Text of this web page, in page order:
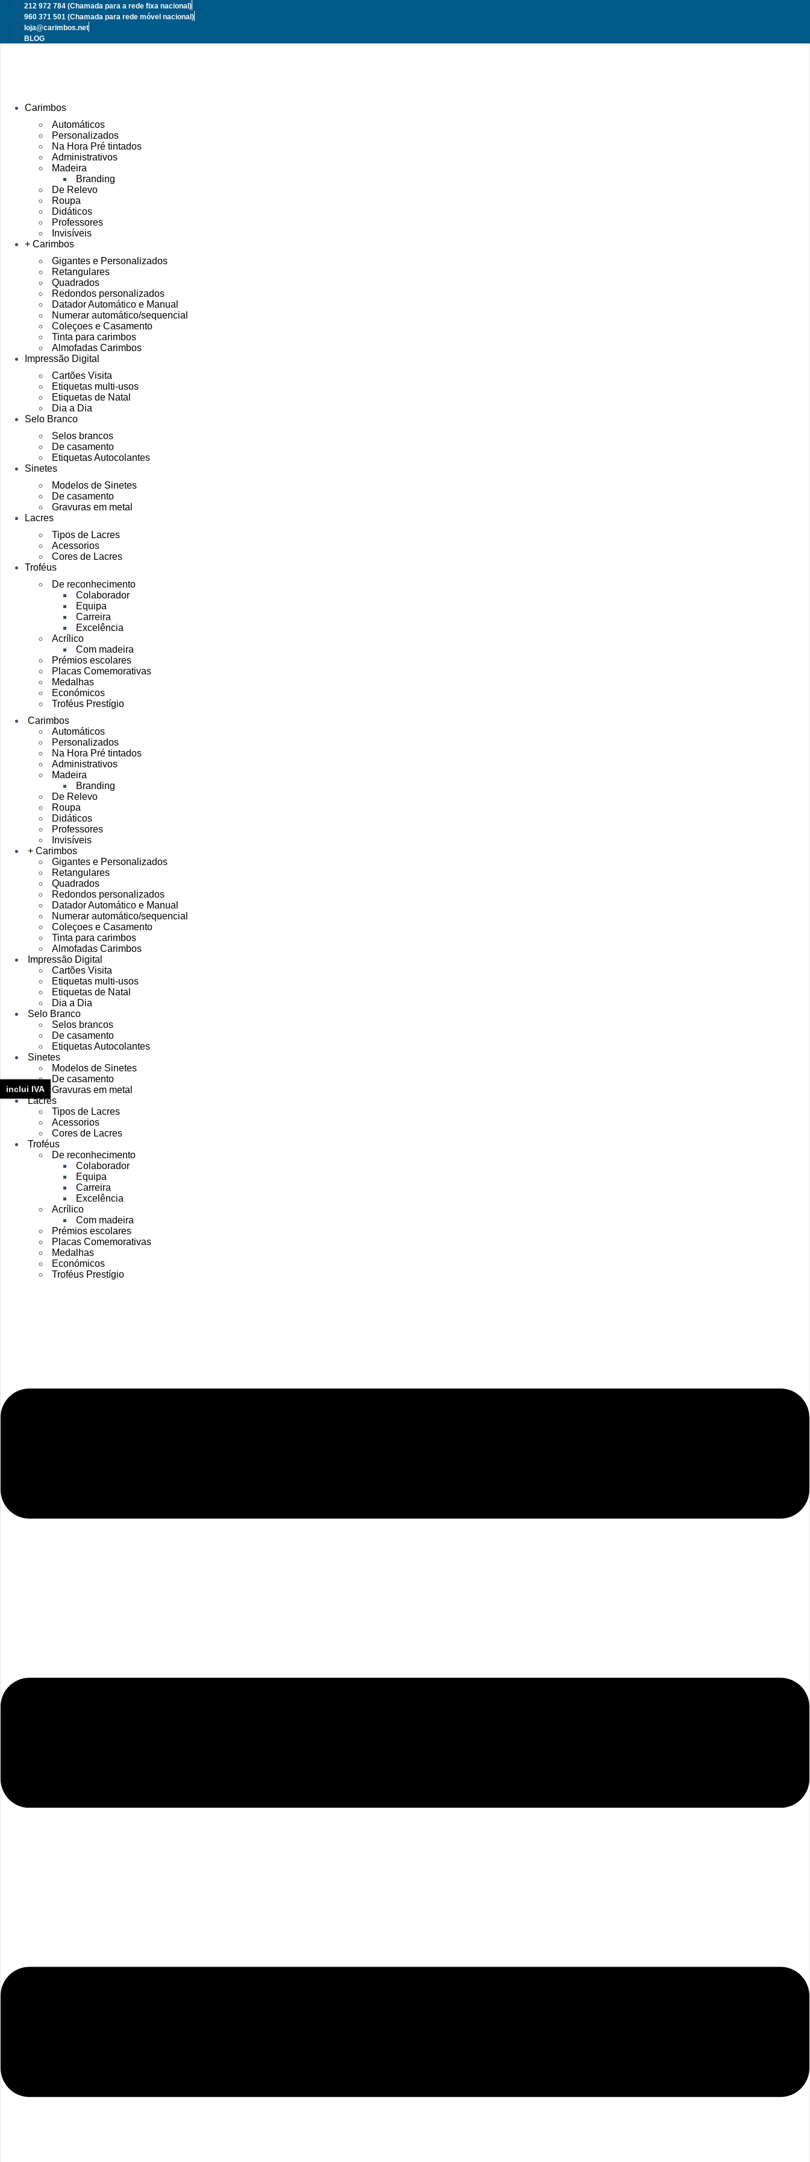
Pular
para
conteúdo
212 972 784 (Chamada para a rede fixa nacional)
960 371 501 (Chamada para rede móvel nacional)
loja@carimbos.net
BLOG
Carimbos
Automáticos
Personalizados
Na Hora Pré tintados
Administrativos
Madeira
Branding
De Relevo
Roupa
Didáticos
Professores
Invisíveis
+ Carimbos
Gigantes e Personalizados
Retangulares
Quadrados
Redondos personalizados
Datador Automático e Manual
Numerar automático/sequencial
Coleçoes e Casamento
Tinta para carimbos
Almofadas Carimbos
Impressão Digital
Cartões Visita
Etiquetas multi-usos
Etiquetas de Natal
Dia a Dia
Selo Branco
Selos brancos
De casamento
Etiquetas Autocolantes
Sinetes
Modelos de Sinetes
De casamento
Gravuras em metal
Lacres
Tipos de Lacres
Acessorios
Cores de Lacres
Troféus
De reconhecimento
Colaborador
Equipa
Carreira
Excelência
Acrílico
Com madeira
Prémios escolares
Placas Comemorativas
Medalhas
Económicos
Troféus Prestígio
Carimbos
Automáticos
Personalizados
Na Hora Pré tintados
Administrativos
Madeira
Branding
De Relevo
Roupa
Didáticos
Professores
Invisíveis
+ Carimbos
Gigantes e Personalizados
Retangulares
Quadrados
Redondos personalizados
Datador Automático e Manual
Numerar automático/sequencial
Coleçoes e Casamento
Tinta para carimbos
Almofadas Carimbos
Impressão Digital
Cartões Visita
Etiquetas multi-usos
Etiquetas de Natal
Dia a Dia
Selo Branco
Selos brancos
De casamento
Etiquetas Autocolantes
Sinetes
Modelos de Sinetes
De casamento
Gravuras em metal
Lacres
Tipos de Lacres
Acessorios
Cores de Lacres
Troféus
De reconhecimento
Colaborador
Equipa
Carreira
Excelência
Acrílico
Com madeira
Prémios escolares
Placas Comemorativas
Medalhas
Económicos
Troféus Prestígio
inclui IVA